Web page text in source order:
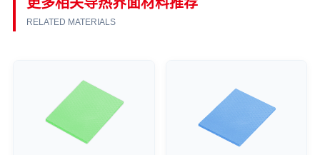
更多相关导热界面材料推荐
RELATED MATERIALS